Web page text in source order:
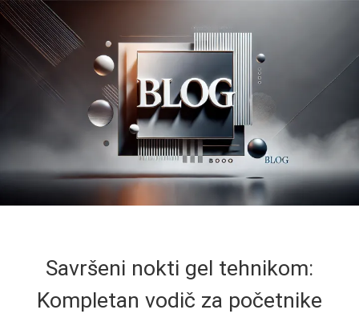
Savršeni nokti gel tehnikom:
Kompletan vodič za početnike